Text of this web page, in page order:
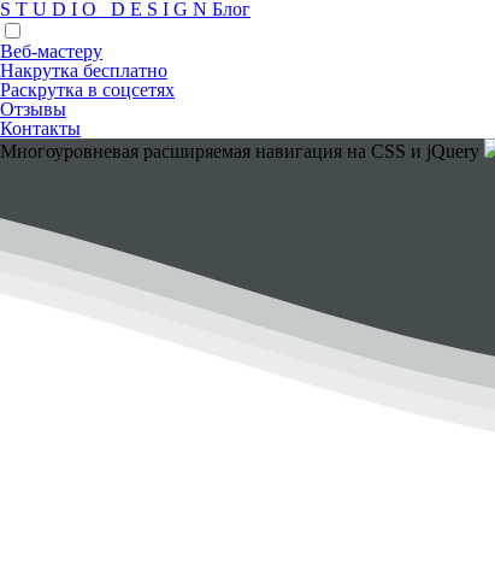
S T U D I O D E S I G N Блог
Веб-мастеру
Накрутка бесплатно
Раскрутка в соцсетях
Отзывы
Контакты
Многоуровневая расширяемая навигация на CSS и jQuery